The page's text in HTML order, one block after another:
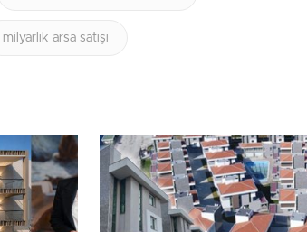
milyarlık arsa satışı